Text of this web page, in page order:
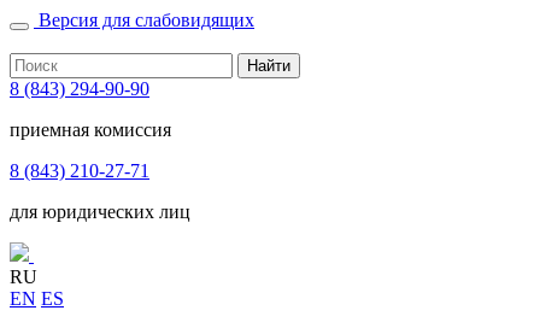
Версия для слабовидящих
Найти
8 (843) 294-90-90
приемная комиссия
8 (843) 210-27-71
для юридических лиц
RU
EN ES